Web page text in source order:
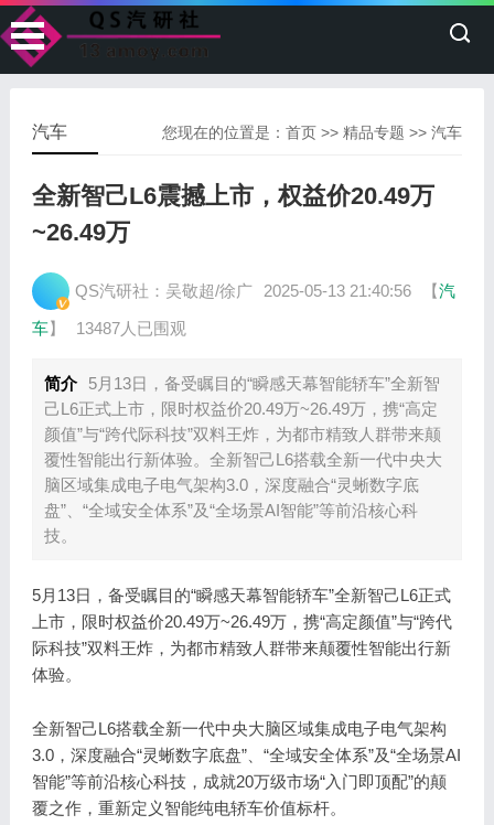
您现在的位置是：首页 >>精品专题 >>汽车
汽车
全新智己L6震撼上市，权益价20.49万
~26.49万
QS汽研社：吴敬超/徐广 2025-05-13 21:40:56 【汽
车】 13487人已围观
简介
5月13日，备受瞩目的“瞬感天幕智能轿车”全新智
己L6正式上市，限时权益价20.49万~26.49万，携“高定
颜值”与“跨代际科技”双料王炸，为都市精致人群带来颠
覆性智能出行新体验。全新智己L6搭载全新一代中央大
脑区域集成电子电气架构3.0，深度融合“灵蜥数字底
盘”、“全域安全体系”及“全场景AI智能”等前沿核心科
技。
5月13日，备受瞩目的“瞬感天幕智能轿车”全新智己L6正式
上市，限时权益价20.49万~26.49万，携“高定颜值”与“跨代
际科技”双料王炸，为都市精致人群带来颠覆性智能出行新
体验。
全新智己L6搭载全新一代中央大脑区域集成电子电气架构
3.0，深度融合“灵蜥数字底盘”、“全域安全体系”及“全场景AI
智能”等前沿核心科技，成就20万级市场“入门即顶配”的颠
覆之作，重新定义智能纯电轿车价值标杆。